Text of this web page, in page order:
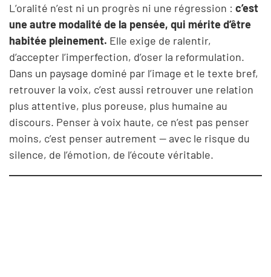
L’oralité n’est ni un progrès ni une régression : c’est
une autre modalité de la pensée, qui mérite d’être
habitée pleinement. Elle exige de ralentir,
d’accepter l’imperfection, d’oser la reformulation.
Dans un paysage dominé par l’image et le texte bref,
retrouver la voix, c’est aussi retrouver une relation
plus attentive, plus poreuse, plus humaine au
discours. Penser à voix haute, ce n’est pas penser
moins, c’est penser autrement — avec le risque du
silence, de l’émotion, de l’écoute véritable.